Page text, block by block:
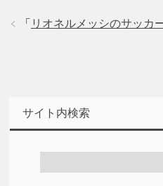
「 リオネルメッシのサッカ
サイト内検索